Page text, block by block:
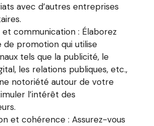
avec d’autres entreprises
communication : Élaborez
de promotion qui utilise
tels que la publicité, le
les relations publiques, etc.,
notoriété autour de votre
l’intérêt des
et cohérence : Assurez-vous